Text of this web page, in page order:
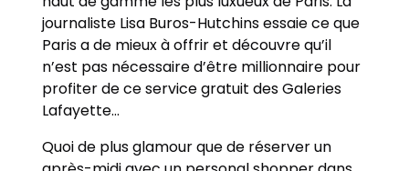
journaliste Lisa Buros-Hutchins essaie ce que
Paris a de mieux à offrir et découvre qu’il
n’est pas nécessaire d’être millionnaire pour
profiter de ce service gratuit des Galeries
Lafayette…
Quoi de plus glamour que de réserver un